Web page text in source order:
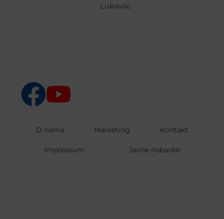
Lukavac
O nama Marketing Kontakt
Impressum Javne nabavke